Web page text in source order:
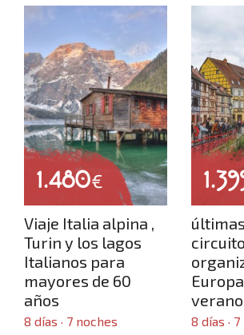
Grandes viajes por el
Viajes desde Castilla y
Viajes en crucero
1.480€
Viaje Italia alpina ,
Turin y los lagos
Italianos para
mayores de 60
años
8 días · 7 noches
verano
8 días ·